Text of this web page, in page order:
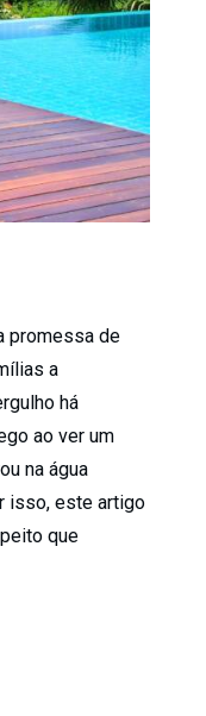
promessa de
a
há
ao ver um
na água
isso, este artigo
que